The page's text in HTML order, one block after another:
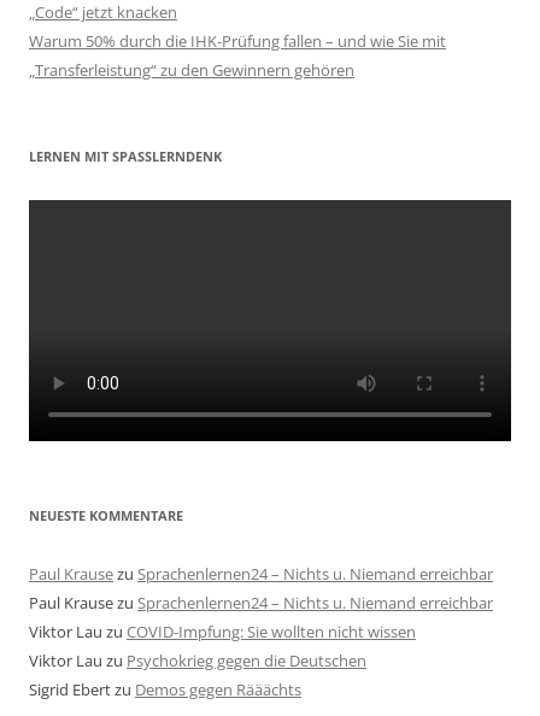
„Code“ jetzt knacken
Warum 50% durch die IHK-Prüfung fallen – und wie Sie mit
„Transferleistung“ zu den Gewinnern gehören
LERNEN MIT SPASSLERNDENK
NEUESTE KOMMENTARE
Paul Krausezu Sprachenlernen24 – Nichts u. Niemand erreichbar
Paul Krausezu Sprachenlernen24 – Nichts u. Niemand erreichbar
Viktor Lau zu COVID-Impfung: Sie wollten nicht wissen
Viktor Lau zu Psychokrieg gegen die Deutschen
Sigrid Ebertzu Demos gegen Rääächts